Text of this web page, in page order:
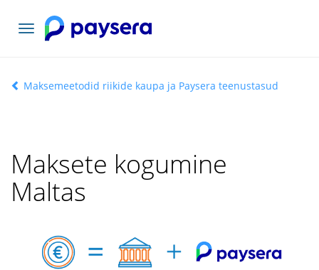
Vaheta
navigatsiooni
Maksemeetodid riikide kaupa ja Paysera teenustasud
Maksete kogumine
Maltas